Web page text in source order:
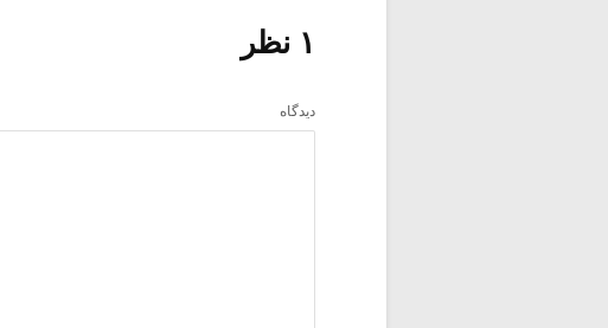
۱ نظر
دیدگاه